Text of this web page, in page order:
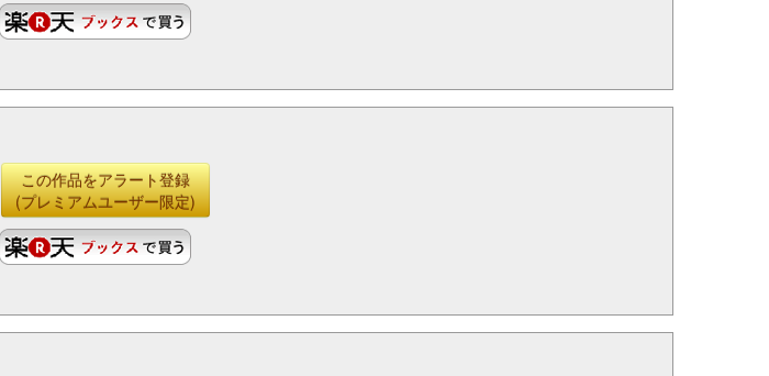
この作品をアラート登録
(プレミアムユーザー限定)